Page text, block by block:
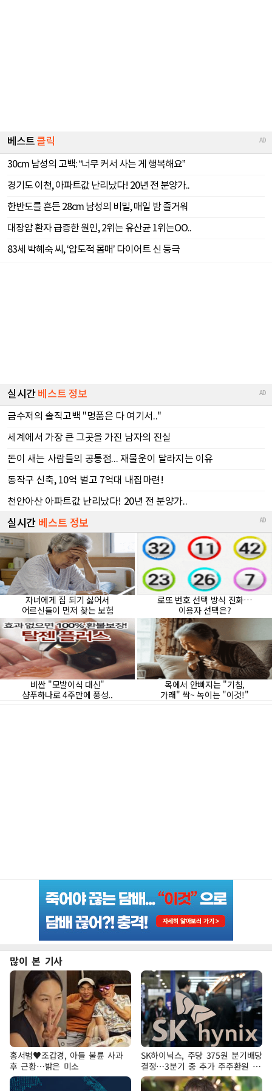
많이 본 기사
홍서범♥조갑경, 아들 불륜 사과
후 근황…밝은 미소
SK하이닉스, 주당 375원 분기배당
결정…3분기 중 추가 주주환원 발
표